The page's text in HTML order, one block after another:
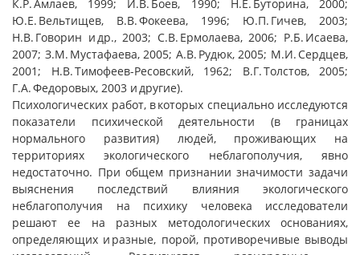
К.Р. Амлаев, 1999; И.В. Боев, 1990; Н.Е. Буторина, 2000;
Ю.Е. Вельтищев, В.В. Фокеева, 1996; Ю.П. Гичев, 2003;
Н.В. Говорин и др., 2003; С.В. Ермолаева, 2006; Р.Б. Исаева,
2007; З.М. Мустафаева, 2005; А.В. Рудюк, 2005; М.И. Сердцев,
2001; Н.В. Тимофеев-Ресовский, 1962; В.Г. Толстов, 2005;
Г.А. Федоровых, 2003 и другие).
Психологических работ, в которых специально исследуются
показатели психической деятельности (в границах
нормального развития) людей, проживающих на
территориях экологического неблагополучия, явно
недостаточно. При общем признании значимости задачи
выяснения последствий влияния экологического
неблагополучия на психику человека исследователи
решают ее на разных методологических основаниях,
определяющих и разные, порой, противоречивые выводы